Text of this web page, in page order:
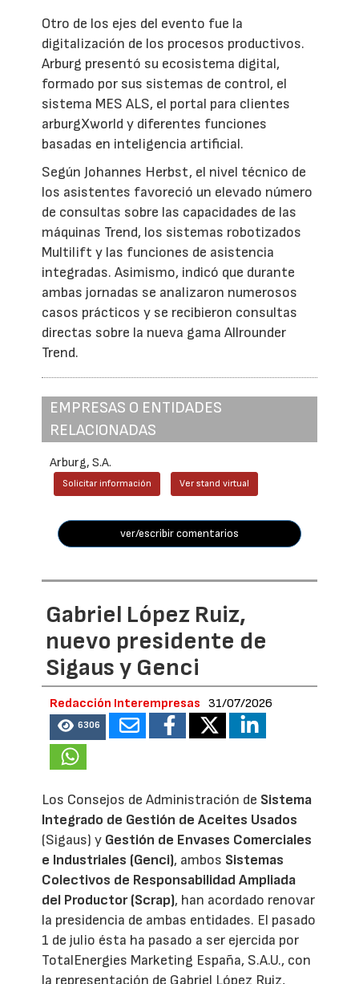
Otro de los ejes del evento fue la
digitalización de los procesos productivos.
Arburg presentó su ecosistema digital,
formado por sus sistemas de control, el
sistema MES ALS, el portal para clientes
arburgXworld y diferentes funciones
basadas en inteligencia artificial.
Según Johannes Herbst, el nivel técnico de
los asistentes favoreció un elevado número
de consultas sobre las capacidades de las
máquinas Trend, los sistemas robotizados
Multilift y las funciones de asistencia
integradas. Asimismo, indicó que durante
ambas jornadas se analizaron numerosos
casos prácticos y se recibieron consultas
directas sobre la nueva gama Allrounder
Trend.
EMPRESAS O ENTIDADES
RELACIONADAS
Arburg, S.A.
Solicitar información Ver stand virtual
ver/escribir comentarios
Gabriel López Ruiz,
nuevo presidente de
Sigaus y Genci
Redacción Interempresas 31/07/2026
6306
Los Consejos de Administración de Sistema
Integrado de Gestión de Aceites Usados
(Sigaus) y Gestión de Envases Comerciales
e Industriales (Genci), ambos Sistemas
Colectivos de Responsabilidad Ampliada
del Productor (Scrap), han acordado renovar
la presidencia de ambas entidades. El pasado
1 de julio ésta ha pasado a ser ejercida por
TotalEnergies Marketing España, S.A.U., con
la representación de Gabriel López Ruiz,